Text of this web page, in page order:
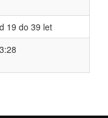
19 do 39 let